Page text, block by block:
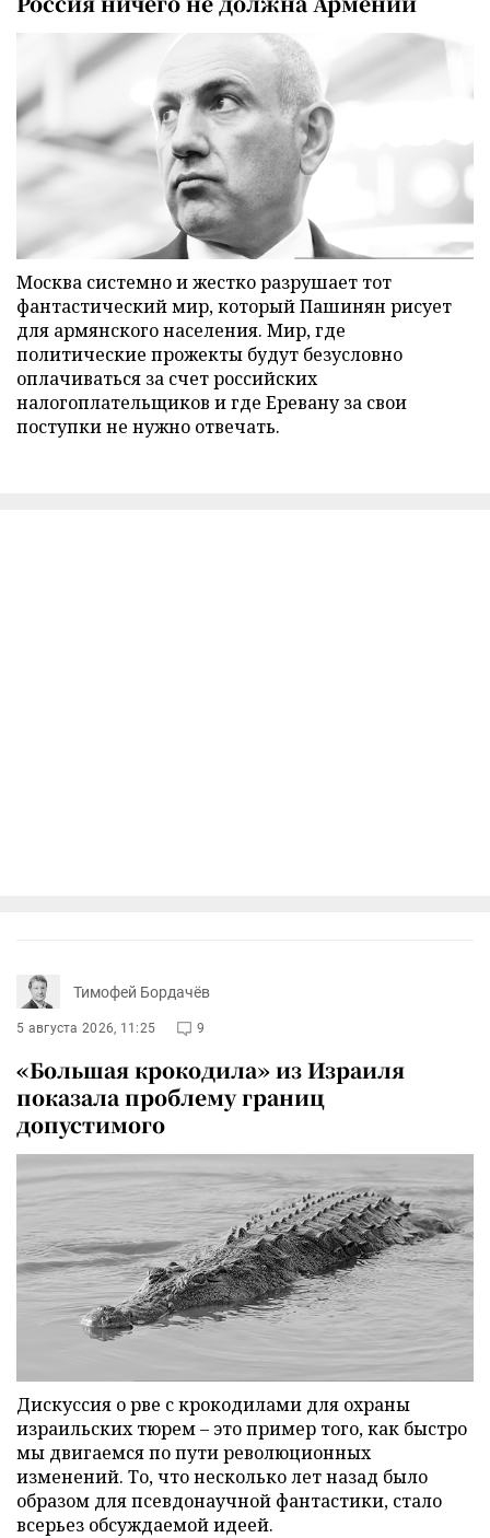
Москва системно и жестко разрушает тот
фантастический мир, который Пашинян рисует
для армянского населения. Мир, где
политические прожекты будут безусловно
оплачиваться за счет российских
налогоплательщиков и где Еревану за свои
поступки не нужно отвечать.
Тимофей Бордачёв
5 августа 2026, 11:25 9
«Большая крокодила» из Израиля
показала проблему границ
допустимого
Дискуссия о рве с крокодилами для охраны
израильских тюрем – это пример того, как быстро
мы двигаемся по пути революционных
изменений. То, что несколько лет назад было
образом для псевдонаучной фантастики, стало
всерьез обсуждаемой идеей.